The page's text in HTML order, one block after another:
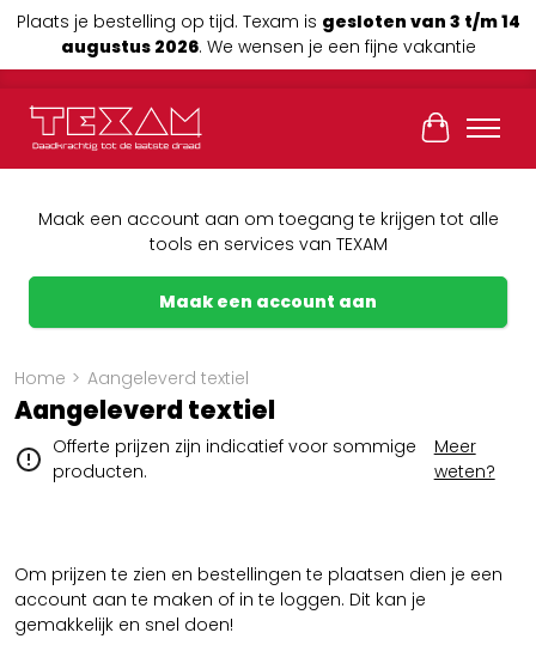
Plaats je bestelling op tijd. Texam is gesloten van 3 t/m 14
augustus 2026. We wensen je een fijne vakantie
Maak een account aan om toegang te krijgen tot alle
tools en services van TEXAM
Maak een account aan
Home > Aangeleverd textiel
Aangeleverd textiel
Offerte prijzen zijn indicatief voor sommige
producten.
Meer
weten?
Om prijzen te zien en bestellingen te plaatsen dien je een
account aan te maken of in te loggen. Dit kan je
gemakkelijk en snel doen!